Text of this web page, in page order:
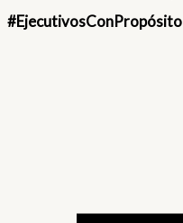
#EjecutivosConPropósito